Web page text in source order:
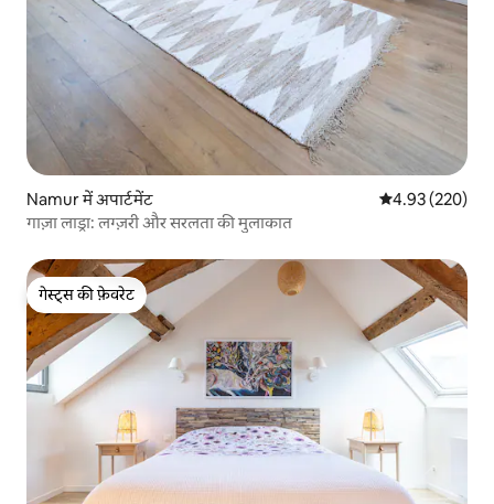
Namur में अपार्टमेंट औसत रेटिंग 5 में से
4.93 (220)
गाज़ा लाड्रा: लग्ज़री और सरलता की मुलाकात
गेस्ट्स की फ़ेवरेट
गेस्ट्स की फ़ेवरेट